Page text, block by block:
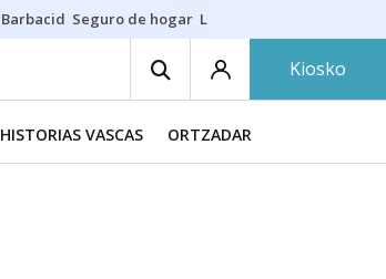
Barbacid Seguro de hogar Lío Athletic-Osasuna
Kiosko
HISTORIAS VASCAS ORTZADAR